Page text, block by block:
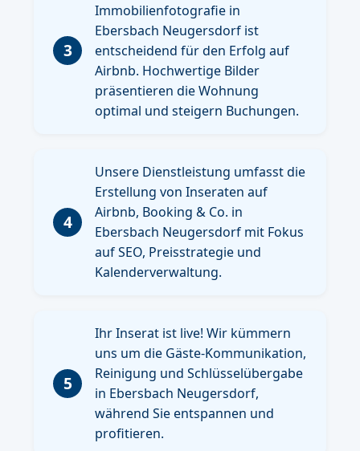
3
Immobilienfotografie in
Ebersbach Neugersdorf ist
entscheidend für den Erfolg auf
Airbnb. Hochwertige Bilder
präsentieren die Wohnung
optimal und steigern Buchungen.
4
Unsere Dienstleistung umfasst die
Erstellung von Inseraten auf
Airbnb, Booking & Co. in
Ebersbach Neugersdorf mit Fokus
auf SEO, Preisstrategie und
Kalenderverwaltung.
5
Ihr Inserat ist live! Wir kümmern
uns um die Gäste-Kommunikation,
Reinigung und Schlüsselübergabe
in Ebersbach Neugersdorf,
während Sie entspannen und
profitieren.